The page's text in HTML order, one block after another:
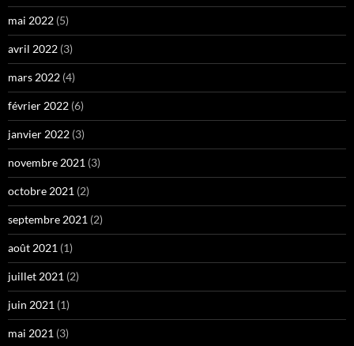
mai 2022 (5)
avril 2022 (3)
mars 2022 (4)
février 2022 (6)
janvier 2022 (3)
novembre 2021 (3)
octobre 2021 (2)
septembre 2021 (2)
août 2021 (1)
juillet 2021 (2)
juin 2021 (1)
mai 2021 (3)